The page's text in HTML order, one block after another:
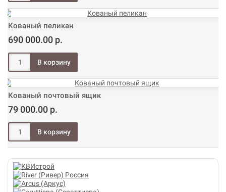
Кованый пеликан
690 000.00 р.
Кованый почтовый ящик
79 000.00 р.